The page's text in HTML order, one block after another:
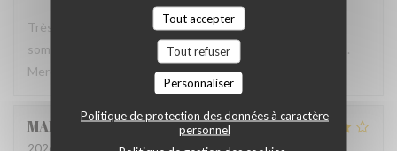
Tout accepter
Tout refuser
Personnaliser
Politique de protection des données à caractère
personnel
Très bonne soirée dans cet établissement où nous nous
sommes régalés avec des plats authentiques de Bruxelles.
Merci à l'accueil ainsi qu'au service sans fausse note
MARCELAL